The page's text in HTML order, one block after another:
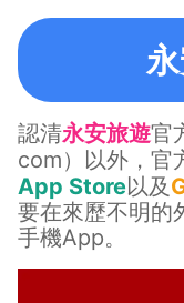
認清永安旅遊官
com）以外，官
App Store以及
要在來歷不明的
手機App。